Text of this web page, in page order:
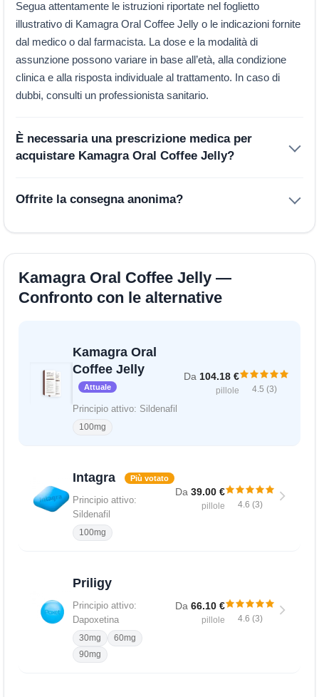
Segua attentamente le istruzioni riportate nel foglietto
illustrativo di Kamagra Oral Coffee Jelly o le indicazioni fornite
dal medico o dal farmacista. La dose e la modalità di
assunzione possono variare in base all’età, alla condizione
clinica e alla risposta individuale al trattamento. In caso di
dubbi, consulti un professionista sanitario.
È necessaria una prescrizione medica per
acquistare Kamagra Oral Coffee Jelly?
Offrite la consegna anonima?
Kamagra Oral Coffee Jelly —
Confronto con le alternative
Kamagra Oral
Coffee Jelly
Attuale
Principio attivo: Sildenafil
100mg
Da 104.18 €
pillole 4.5 (3)
Intagra Più votato
Principio attivo:
Sildenafil
100mg
Da 39.00 €
pillole 4.6 (3)
Priligy
Principio attivo:
Dapoxetina
30mg
60mg
90mg
Da 66.10 €
pillole 4.6 (3)